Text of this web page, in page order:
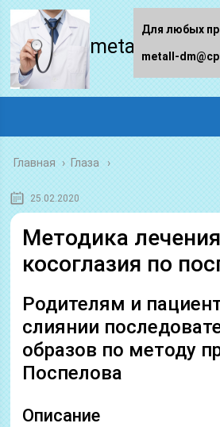
metall-dm.ru
Главная › Глаза
25.02.2020
Методика лечения
косоглазия по
Родителям и
слиянии
образов по методу
Поспелова
Описание
Для любых
metall-